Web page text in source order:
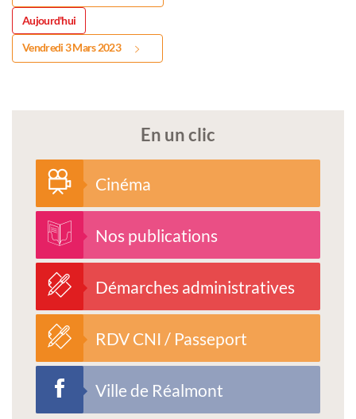
Aujourd'hui
Vendredi 3 Mars 2023
En un clic
Cinéma
Nos publications
Démarches administratives
RDV CNI / Passeport
Ville de Réalmont